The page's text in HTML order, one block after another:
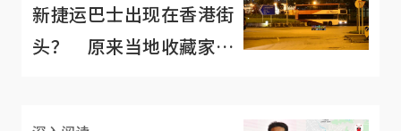
新捷运巴士出现在香港街
头？ 原来当地收藏家买